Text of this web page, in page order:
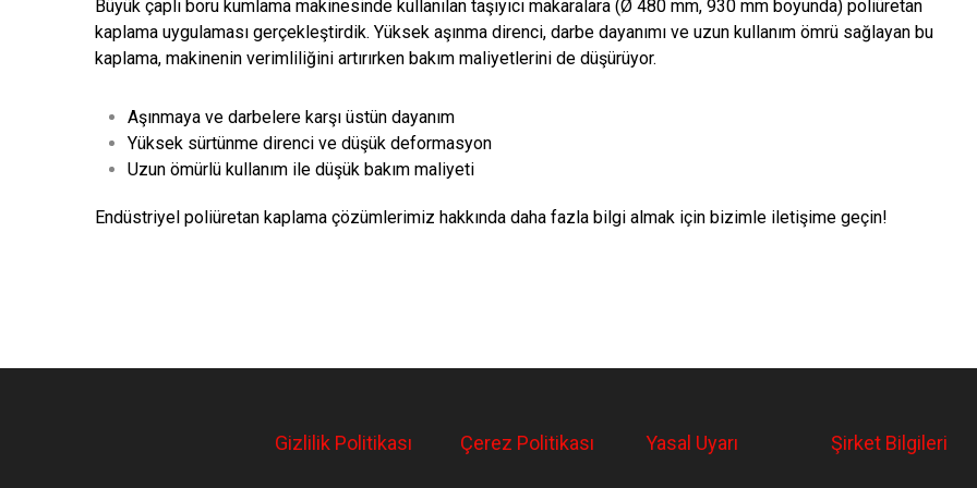
Büyük çaplı boru kumlama makinesinde kullanılan taşıyıcı makaralara (Ø 480 mm, 930 mm boyunda) poliüretan
kaplama uygulaması gerçekleştirdik. Yüksek aşınma direnci, darbe dayanımı ve uzun kullanım ömrü sağlayan bu
kaplama, makinenin verimliliğini artırırken bakım maliyetlerini de düşürüyor.
Aşınmaya ve darbelere karşı üstün dayanım
Yüksek sürtünme direnci ve düşük deformasyon
Uzun ömürlü kullanım ile düşük bakım maliyeti
Endüstriyel poliüretan kaplama çözümlerimiz hakkında daha fazla bilgi almak için bizimle iletişime geçin!
Gizlilik Politikası Çerez Politikası Yasal Uyarı Şirket Bilgileri